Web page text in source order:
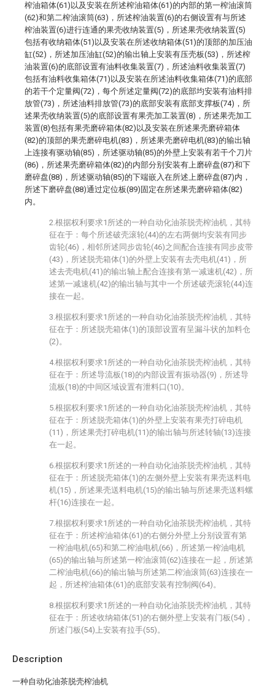
Description
一种自动化油茶脱壳榨油机
榨油箱体(61)以及安装在所述榨油箱体(61)的内部的第一榨油滚筒
(62)和第二榨油滚筒(63)，所述榨油装置(6)的右侧设置有与所述
榨油装置(6)进行连通的果壳收纳装置(5)，所述果壳收纳装置(5)
包括有收纳箱体(51)以及安装在所述收纳箱体(51)的顶部的加压油
缸(52)，所述加压油缸(52)的输出轴上安装有压壳板(53)，所述榨
油装置(6)的底部设置有油料收集装置(7)，所述油料收集装置(7)
包括有油料收集箱体(71)以及安装在所述油料收集箱体(71)的底部
的若干个定量阀(72)，每个所述定量阀(72)的底部均安装有油料排
放管(73)，所述油料排放管(73)的底部安装有底部支撑板(74)，所
述果壳收纳装置(5)的底部设置有果壳加工装置(8)，所述果壳加工
装置(8)包括有果壳磨碎箱体(82)以及安装在所述果壳磨碎箱体
(82)的顶部的果壳磨碎电机(83)，所述果壳磨碎电机(83)的输出轴
上连接有驱动轴(85)，所述驱动轴(85)的外壁上安装有若干个刀片
(86)，所述果壳磨碎箱体(82)的内部分别安装有上磨碎盘(87)和下
磨碎盘(88)，所述驱动轴(85)的下端嵌入在所述上磨碎盘(87)内，
所述下磨碎盘(88)通过定位板(89)固定在所述果壳磨碎箱体(82)
内。
2.根据权利要求1所述的一种自动化油茶脱壳榨油机，其特
征在于：每个所述破壳滚轮(44)的左右两侧均安装有同步
齿轮(46)，相邻所述同步齿轮(46)之间配合连接有同步皮带
(43)，所述脱壳箱体(1)的外壁上安装有去壳电机(41)，所
述去壳电机(41)的输出轴上配合连接有第一减速机(42)，所
述第一减速机(42)的输出轴与其中一个所述破壳滚轮(44)连
接在一起。
3.根据权利要求1所述的一种自动化油茶脱壳榨油机，其特
征在于：所述脱壳箱体(1)的顶部设置有呈漏斗状的加料仓
(2)。
4.根据权利要求1所述的一种自动化油茶脱壳榨油机，其特
征在于：所述导流板(18)的内部设置有振动器(9)，所述导
流板(18)的中间区域设置有泄料口(10)。
5.根据权利要求1所述的一种自动化油茶脱壳榨油机，其特
征在于：所述脱壳箱体(1)的外壁上安装有果壳打碎电机
(11)，所述果壳打碎电机(11)的输出轴与所述转轴(13)连接
在一起。
6.根据权利要求1所述的一种自动化油茶脱壳榨油机，其特
征在于：所述脱壳箱体(1)的左侧外壁上安装有果壳送料电
机(15)，所述果壳送料电机(15)的输出轴与所述果壳送料螺
杆(16)连接在一起。
7.根据权利要求1所述的一种自动化油茶脱壳榨油机，其特
征在于：所述榨油箱体(61)的右侧分外壁上分别设置有第
一榨油电机(65)和第二榨油电机(66)，所述第一榨油电机
(65)的输出轴与所述第一榨油滚筒(62)连接在一起，所述第
二榨油电机(66)的输出轴与所述第二榨油滚筒(63)连接在一
起，所述榨油箱体(61)的底部安装有控制阀(64)。
8.根据权利要求1所述的一种自动化油茶脱壳榨油机，其特
征在于：所述收纳箱体(51)的右侧外壁上安装有门板(54)，
所述门板(54)上安装有拉手(55)。